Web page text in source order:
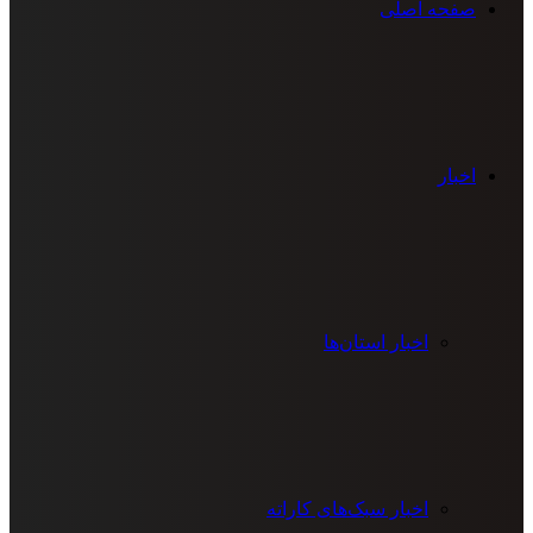
صفحه اصلی
اخبار
اخبار استان‌ها
اخبار سبک‌های کاراته